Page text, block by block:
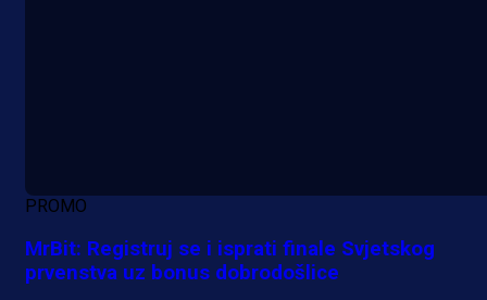
PROMO
MrBit: Registruj se i isprati finale Svjetskog
prvenstva uz bonus dobrodošlice